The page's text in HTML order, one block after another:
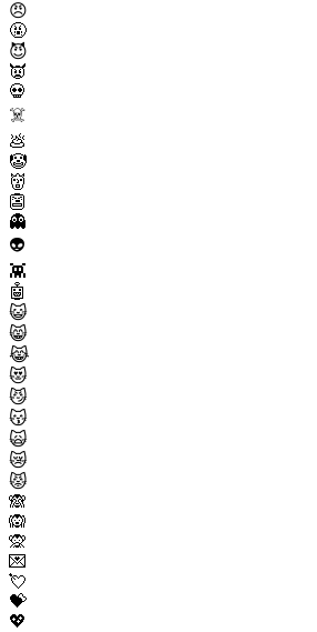
😠
🤬
😈
👿
💀
☠️
💩
🤡
👹
👺
👻
👽
👾
🤖
😺
😸
😹
😻
😼
😽
🙀
😿
😾
🙈
🙉
🙊
💌
💘
💝
💖